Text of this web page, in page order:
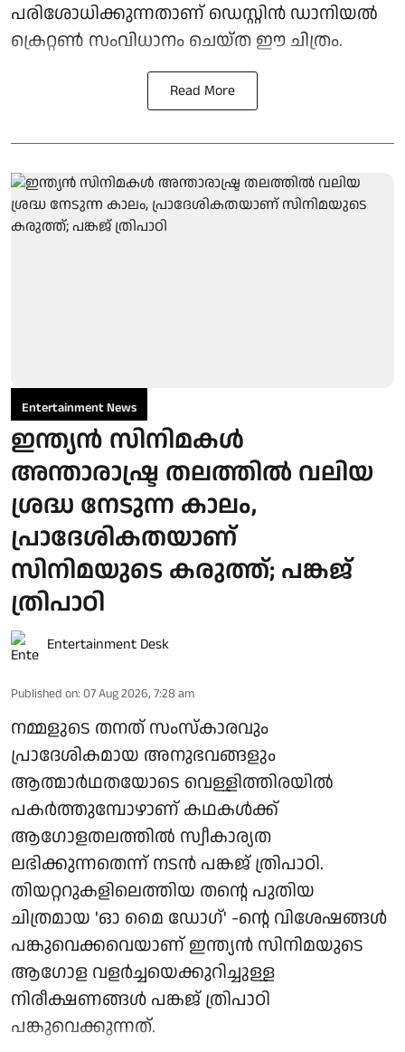
പരിശോധിക്കുന്നതാണ് ഡെസ്റ്റിൻ ഡാനിയൽ
ക്രെറ്റൺ സംവിധാനം ചെയ്ത ഈ ചിത്രം.
Read More
Entertainment News
ഇന്ത്യൻ സിനിമകൾ
അന്താരാഷ്ട്ര തലത്തിൽ വലിയ
ശ്രദ്ധ നേടുന്ന കാലം,
പ്രാദേശികതയാണ്
സിനിമയുടെ കരുത്ത്; പങ്കജ്
ത്രിപാഠി
Entertainment Desk
Published on: 07 Aug 2026, 7:28 am
നമ്മളുടെ തനത് സംസ്കാരവും
പ്രാദേശികമായ അനുഭവങ്ങളും
ആത്മാർഥതയോടെ വെള്ളിത്തിരയിൽ
പകർത്തുമ്പോഴാണ് കഥകൾക്ക്
ആഗോളതലത്തിൽ സ്വീകാര്യത
ലഭിക്കുന്നതെന്ന് നടൻ പങ്കജ് ത്രിപാഠി.
തിയറ്ററുകളിലെത്തിയ തന്റെ പുതിയ
ചിത്രമായ 'ഓ മൈ ഡോഗ്' -ന്റെ വിശേഷങ്ങൾ
പങ്കുവെക്കവെയാണ് ഇന്ത്യൻ സിനിമയുടെ
ആഗോള വളർച്ചയെക്കുറിച്ചുള്ള
നിരീക്ഷണങ്ങൾ പങ്കജ് ത്രിപാഠി
പങ്കുവെക്കുന്നത്.